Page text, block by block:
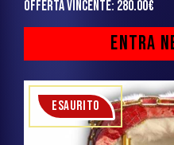
Offerta vincente: 280.00€
ESAURITO